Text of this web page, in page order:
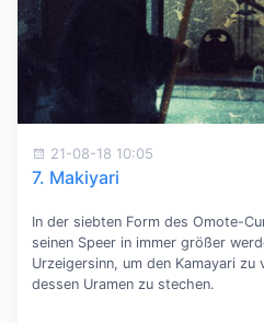
21-08-18 10:05
7. Makiyari
In der siebten Form des Omote-
seinen Speer in immer größer
Urzeigersinn, um den Kamayari zu
dessen Uramen zu stechen.